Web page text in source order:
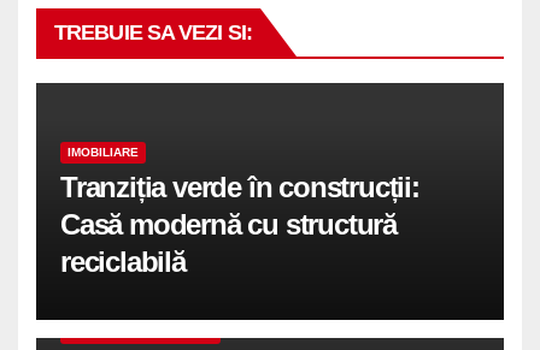
TREBUIE SA VEZI SI:
IMOBILIARE
Tranziția verde în construcții:
Casă modernă cu structură
reciclabilă